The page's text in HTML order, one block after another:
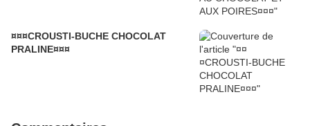
¤¤¤CROUSTI-BUCHE CHOCOLAT
PRALINE¤¤¤